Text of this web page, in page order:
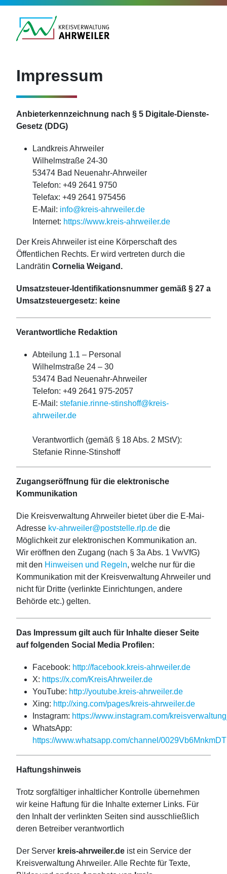
Impressum
Anbieterkennzeichnung nach § 5 Digitale-Dienste-
Gesetz (DDG)
Landkreis Ahrweiler
Wilhelmstraße 24-30
53474 Bad Neuenahr-Ahrweiler
Telefon: +49 2641 9750
Telefax: +49 2641 975456
E-Mail: info@kreis-ahrweiler.de
Internet: https://www.kreis-ahrweiler.de
Der Kreis Ahrweiler ist eine Körperschaft des
Öffentlichen Rechts. Er wird vertreten durch die
Landrätin Cornelia Weigand.
Umsatzsteuer-Identifikationsnummer gemäß § 27 a
Umsatzsteuergesetz: keine
Verantwortliche Redaktion
Abteilung 1.1 – Personal
Wilhelmstraße 24 – 30
53474 Bad Neuenahr-Ahrweiler
Telefon: +49 2641 975-2057
E-Mail: stefanie.rinne-stinshoff@kreis-
ahrweiler.de
Verantwortlich (gemäß § 18 Abs. 2 MStV):
Stefanie Rinne-Stinshoff
Zugangseröffnung für die elektronische
Kommunikation
Die Kreisverwaltung Ahrweiler bietet über die E-Mai-
Adresse kv-ahrweiler@poststelle.rlp.de die
Möglichkeit zur elektronischen Kommunikation an.
Wir eröffnen den Zugang (nach § 3a Abs. 1 VwVfG)
mit den Hinweisen und Regeln, welche nur für die
Kommunikation mit der Kreisverwaltung Ahrweiler und
nicht für Dritte (verlinkte Einrichtungen, andere
Behörde etc.) gelten.
Das Impressum gilt auch für Inhalte dieser Seite
auf folgenden Social Media Profilen:
Facebook: http://facebook.kreis-ahrweiler.de
X: https://x.com/KreisAhrweiler.de
YouTube: http://youtube.kreis-ahrweiler.de
Xing: http://xing.com/pages/kreis-ahrweiler.de
Instagram: https://www.instagram.com/
WhatsApp:
https://www.whatsapp.com/channel/
Haftungshinweis
Trotz sorgfältiger inhaltlicher Kontrolle übernehmen
wir keine Haftung für die Inhalte externer Links. Für
den Inhalt der verlinkten Seiten sind ausschließlich
deren Betreiber verantwortlich
Der Server kreis-ahrweiler.de ist ein Service der
Kreisverwaltung Ahrweiler. Alle Rechte für Texte,